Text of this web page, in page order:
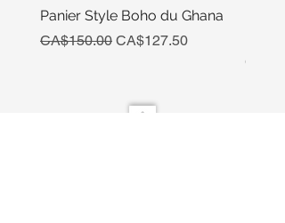
Panier Style Boho du Ghana
Regular Price
CA$150.00 Sale Price
CA$127.50
Price